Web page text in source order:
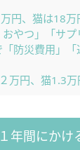
円、猫は18万
やつ」「サ
防災費用」
万円、猫1.3万
１年間にか